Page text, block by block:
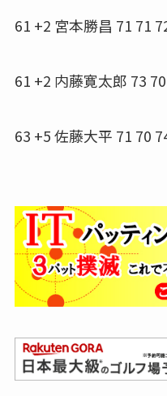
61 +2 宮本勝昌 71 71
61 +2 内藤寛太郎 73
63 +5 佐藤大平 71 70